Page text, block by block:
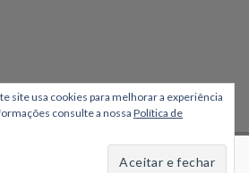
site usa cookies para melhorar a experiência
consulte a nossa Política de